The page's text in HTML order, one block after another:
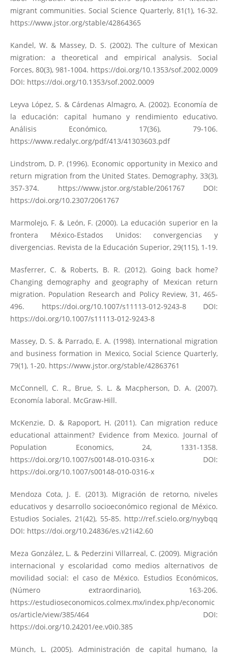
migrant communities. Social Science Quarterly, 81(1), 16-32.
https://www.jstor.org/stable/42864365
Kandel, W. & Massey, D. S. (2002). The culture of Mexican
migration: a theoretical and empirical analysis. Social
Forces, 80(3), 981-1004. https://doi.org/10.1353/sof.2002.0009
DOI: https://doi.org/10.1353/sof.2002.0009
Leyva López, S. & Cárdenas Almagro, A. (2002). Economía de
la educación: capital humano y rendimiento educativo.
Análisis Económico, 17(36), 79-106.
https://www.redalyc.org/pdf/413/41303603.pdf
Lindstrom, D. P. (1996). Economic opportunity in Mexico and
return migration from the United States. Demography, 33(3),
357-374. https://www.jstor.org/stable/2061767DOI:
https://doi.org/10.2307/2061767
Marmolejo, F. & León, F. (2000). La educación superior en la
frontera México-Estados Unidos: convergencias y
divergencias. Revista de la Educación Superior, 29(115), 1-19.
Masferrer, C. & Roberts, B. R. (2012). Going back home?
Changing demography and geography of Mexican return
migration. Population Research and Policy Review, 31, 465-
496. https://doi.org/10.1007/s11113-012-9243-8DOI:
https://doi.org/10.1007/s11113-012-9243-8
Massey, D. S. & Parrado, E. A. (1998). International migration
and business formation in Mexico, Social Science Quarterly,
79(1), 1-20. https://www.jstor.org/stable/42863761
McConnell, C. R., Brue, S. L. & Macpherson, D. A. (2007).
Economía laboral. McGraw-Hill.
McKenzie, D. & Rapoport, H. (2011). Can migration reduce
educational attainment? Evidence from Mexico. Journal of
Population Economics, 24, 1331-1358.
https://doi.org/10.1007/s00148-010-0316-xDOI:
https://doi.org/10.1007/s00148-010-0316-x
Mendoza Cota, J. E. (2013). Migración de retorno, niveles
educativos y desarrollo socioeconómico regional de México.
Estudios Sociales, 21(42), 55-85. http://ref.scielo.org/nyybqq
DOI: https://doi.org/10.24836/es.v21i42.60
Meza González, L. & Pederzini Villarreal, C. (2009). Migración
internacional y escolaridad como medios alternativos de
movilidad social: el caso de México. Estudios Económicos,
(Número extraordinario), 163-206.
https://estudioseconomicos.colmex.mx/index.php/economic
os/article/view/385/464DOI:
https://doi.org/10.24201/ee.v0i0.385
Münch, L. (2005). Administración de capital humano, la